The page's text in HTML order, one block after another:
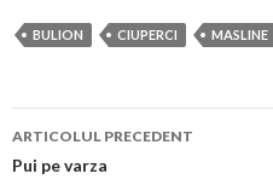
BULION CIUPERCI MASLINE
Navigare
în
ARTICOLUL PRECEDENT
Pui pe varza